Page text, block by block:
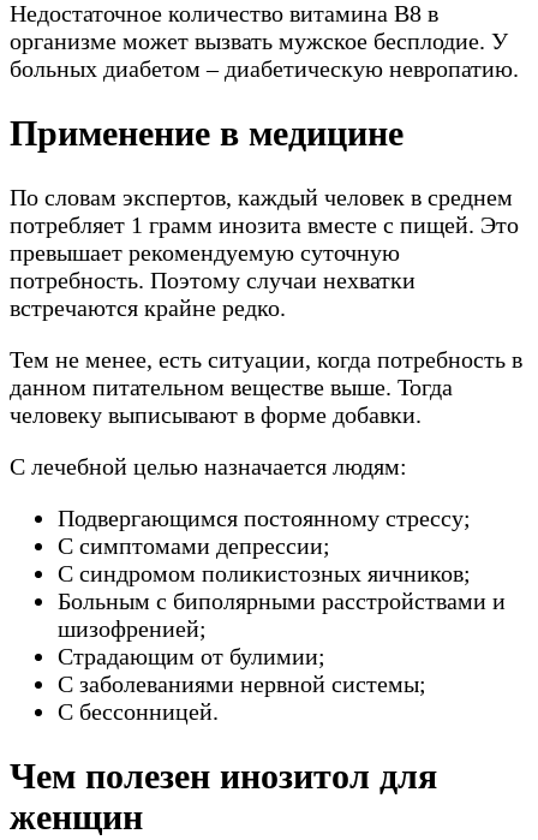
Недостаточное количество витамина В8 в
организме может вызвать мужское бесплодие. У
больных диабетом – диабетическую невропатию.
Применение в медицине
По словам экспертов, каждый человек в среднем
потребляет 1 грамм инозита вместе с пищей. Это
превышает рекомендуемую суточную
потребность. Поэтому случаи нехватки
встречаются крайне редко.
Тем не менее, есть ситуации, когда потребность в
данном питательном веществе выше. Тогда
человеку выписывают в форме добавки.
С лечебной целью назначается людям:
Подвергающимся постоянному стрессу;
С симптомами депрессии;
С синдромом поликистозных яичников;
Больным с биполярными расстройствами и
шизофренией;
Страдающим от булимии;
С заболеваниями нервной системы;
С бессонницей.
Чем полезен инозитол для
женщин